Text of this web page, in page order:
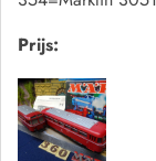
Prijs: